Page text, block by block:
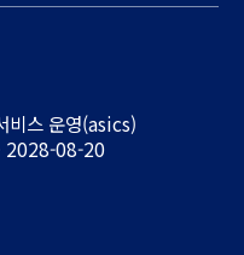
비스 운영(asics)
2028-08-20